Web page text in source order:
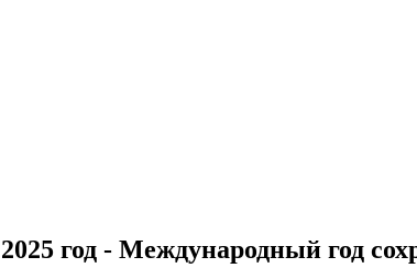
2025 год - Международный год